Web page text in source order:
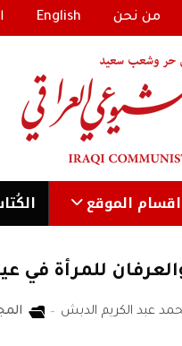
من نحن English
اقسام الموقع
للمرأة في
عبد الكريم الدبش